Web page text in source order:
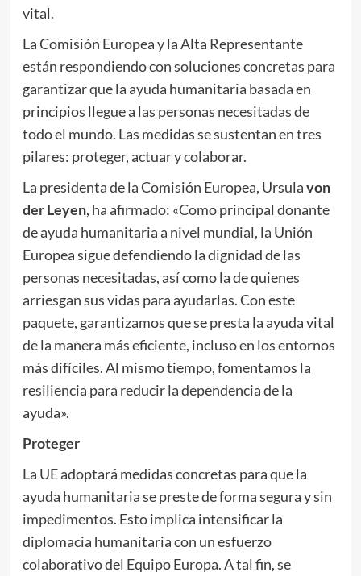
vital.
La Comisión Europea y la Alta Representante
están respondiendo con soluciones concretas para
garantizar que la ayuda humanitaria basada en
principios llegue a las personas necesitadas de
todo el mundo. Las medidas se sustentan en tres
pilares: proteger, actuar y colaborar.
La presidenta de la Comisión Europea, Ursulavon
der Leyen, ha afirmado: «Como principal donante
de ayuda humanitaria a nivel mundial, la Unión
Europea sigue defendiendo la dignidad de las
personas necesitadas, así como la de quienes
arriesgan sus vidas para ayudarlas. Con este
paquete, garantizamos que se presta la ayuda vital
de la manera más eficiente, incluso en los entornos
más difíciles. Al mismo tiempo, fomentamos la
resiliencia para reducir la dependencia de la
ayuda».
Proteger
La UE adoptará medidas concretas para que la
ayuda humanitaria se preste de forma segura y sin
impedimentos. Esto implica intensificar la
diplomacia humanitaria con un esfuerzo
colaborativo del Equipo Europa. A tal fin, se